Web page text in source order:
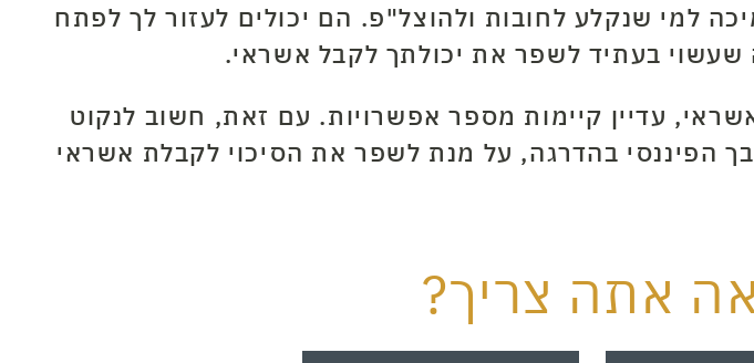
למי שנקלע לחובות ולהוצל"פ. הם יכולים לעזור לך לפתח
שעשוי בעתיד לשפר את יכולתך לקבל אשראי.
עדיין קיימות מספר אפשרויות. עם זאת, חשוב לנקוט
הפיננסי בהדרגה, על מנת לשפר את הסיכוי לקבלת אשראי
אתה צריך?